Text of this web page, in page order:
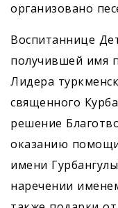
организовано
Воспитаннице
получившей имя
Лидера
священного
решение
оказанию
имени
наречении